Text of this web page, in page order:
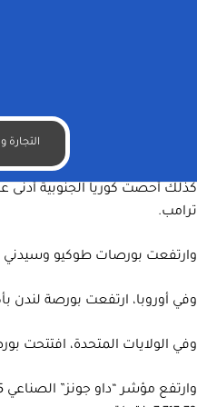
التجارة
بدأت الأسواق المالية الآسيوية
القارة، وأثار ارتياحا في الأسواق
ترامب.
وارتفعت بورصات طوكيو وسيدني ومانيلا بأكثر من 4 بالمئة، فيما ارتفعت بورصات سيول وسنغافورة بنحو 4 بالمئة. وبلغت نسبة
وفي أوروبا، ارتفعت بورصة لندن بأكثر من 2 بالمئة في أولى التداولات، وبورصة فرانكفورت بأكثر من 4 بالمئة، وبورصة
وفي الولايات المتحدة، افتتحت بورصة